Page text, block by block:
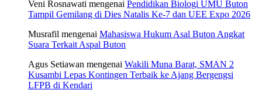
Veni Rosnawati mengenai Pendidikan Biologi UMU Buton
Tampil Gemilang di Dies Natalis Ke-7 dan UEE Expo 2026
Musrafil mengenai Mahasiswa Hukum Asal Buton Angkat
Suara Terkait Aspal Buton
Agus Setiawan mengenai Wakili Muna Barat, SMAN 2
Kusambi Lepas Kontingen Terbaik ke Ajang Bergengsi
LFPB di Kendari